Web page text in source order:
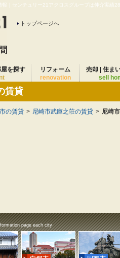
報｜センチュリー21アクロスグループは仲介実績
トップページへ
を探す
リフォーム
renovation
売却 | 住ま
sell
賃貸
の賃貸 > 尼崎市武庫之荘の賃貸 > 尼崎
page each city